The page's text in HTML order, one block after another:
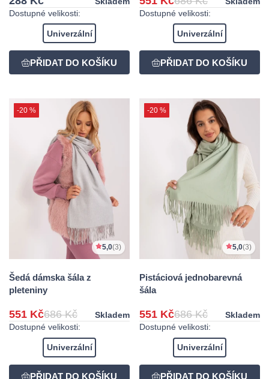
Dostupné velikosti:
Univerzální
Dostupné velikosti:
Univerzální
-20 %
5,0(3)
Šedá dámska šála z
pleteniny
551 Kč686 Kč
Skladem
Dostupné velikosti:
Univerzální
-20 %
5,0(3)
Pistáciová jednobarevná
šála
551 Kč686 Kč
Skladem
Dostupné velikosti:
Univerzální